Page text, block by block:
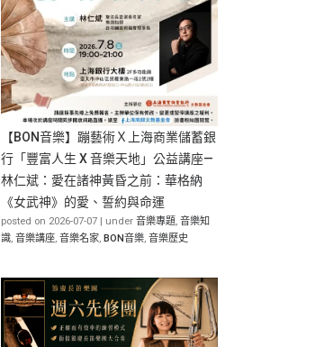
【BON音樂】蹦藝術Ｘ上海商業儲蓄銀
行「豐富人生 X 音樂天地」公益講座—
林仁斌：愛在諸神黃昏之前：華格納
《女武神》的愛、誓約與命運
posted on 2026-07-07 | under 音樂專題, 音樂知
識, 音樂講座, 音樂名家, BON音樂, 音樂歷史